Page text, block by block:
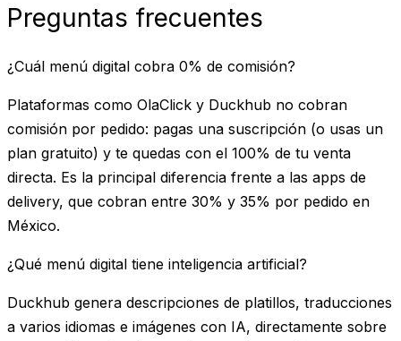
Preguntas frecuentes
¿Cuál menú digital cobra 0% de comisión?
Plataformas como OlaClick y Duckhub no cobran
comisión por pedido: pagas una suscripción (o usas un
plan gratuito) y te quedas con el 100% de tu venta
directa. Es la principal diferencia frente a las apps de
delivery, que cobran entre 30% y 35% por pedido en
México.
¿Qué menú digital tiene inteligencia artificial?
Duckhub genera descripciones de platillos, traducciones
a varios idiomas e imágenes con IA, directamente sobre